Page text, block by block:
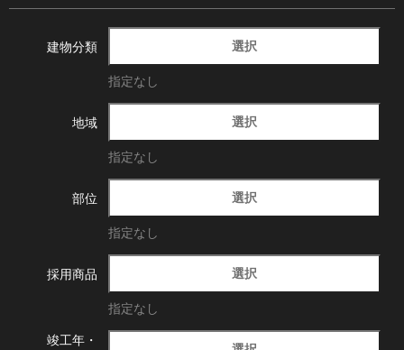
建物分類 選択
指定なし
地域 選択
指定なし
部位 選択
指定なし
採用商品 選択
指定なし
竣工年・